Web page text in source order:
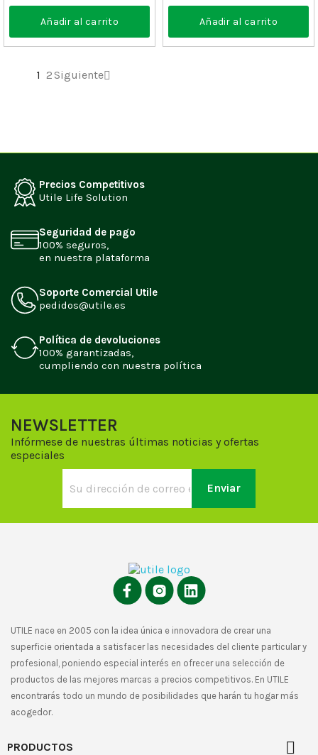
Añadir al carrito Añadir al carrito
1 2 Siguiente
Precios Competitivos
Utile Life Solution
Seguridad de pago
100% seguros,
en nuestra plataforma
Soporte Comercial Utile
pedidos@utile.es
Política de devoluciones
100% garantizadas,
cumpliendo con nuestra política
NEWSLETTER
Infórmese de nuestras últimas noticias y ofertas
especiales
UTILE nace en 2005 con la idea única e innovadora de crear una
superficie orientada a satisfacer las necesidades del cliente particular y
profesional, poniendo especial interés en ofrecer una selección de
productos de las mejores marcas a precios competitivos. En UTILE
encontrarás todo un mundo de posibilidades que harán tu hogar más
acogedor.
PRODUCTOS 